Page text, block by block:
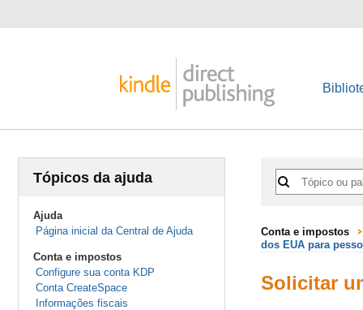
Tópicos da ajuda
Ajuda
Página inicial da Central de Ajuda
Conta e impostos
Configure sua conta KDP
Conta CreateSpace
Informações fiscais
Conta e impostos
dos EUA para
Solicitar